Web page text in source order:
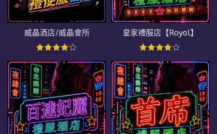
威晶酒店/威晶會所 皇家禮服店【Royal】